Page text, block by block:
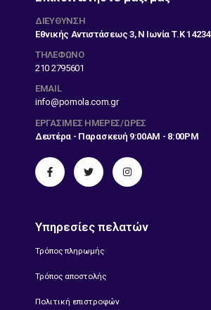
ΔΙΕΎΘΥΝΣΗ
Εθνικής Αντιστάσεως 3, Ν Ιωνία Τ.Κ 14234
ΤΗΛΕΦΩΝΟ
210 2795601
EMAIL
info@pomola.com.gr
ΕΡΓΆΣΙΜΕΣ ΗΜΈΡΕΣ/ΏΡΕΣ
Δευτέρα - Παρασκευή 9:00AM - 8:00PM
Υπηρεσίες πελατών
Τρόπος πληρωμής
Τρόπος αποστολής
Πολιτική επιστροφών